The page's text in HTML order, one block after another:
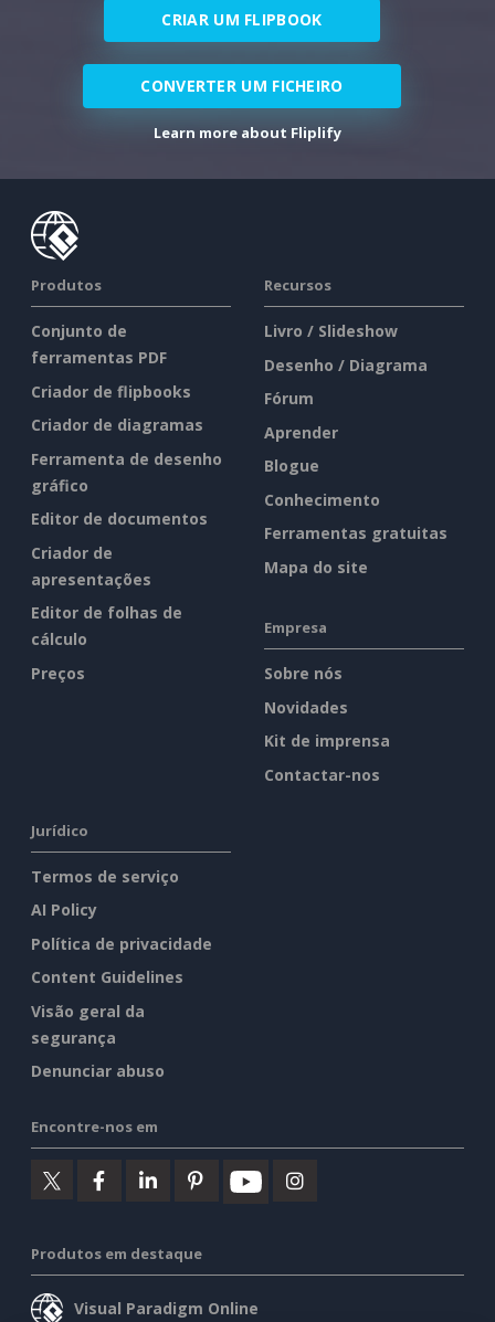
CRIAR UM FLIPBOOK
CONVERTER UM FICHEIRO
Learn more about Fliplify
Produtos
Conjunto de
ferramentas PDF
Criador de flipbooks
Criador de diagramas
Ferramenta de desenho
gráfico
Editor de documentos
Criador de
apresentações
Editor de folhas de
cálculo
Preços
Recursos
Livro / Slideshow
Desenho / Diagrama
Fórum
Aprender
Blogue
Conhecimento
Ferramentas gratuitas
Mapa do site
Empresa
Sobre nós
Novidades
Kit de imprensa
Contactar-nos
Jurídico
Termos de serviço
AI Policy
Política de privacidade
Content Guidelines
Visão geral da
segurança
Denunciar abuso
Encontre-nos em
Produtos em destaque
Visual Paradigm Online